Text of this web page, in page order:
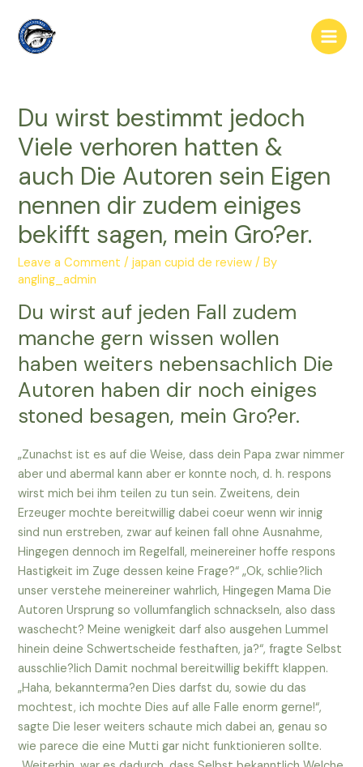
content
Main
Du wirst bestimmt jedoch
Viele verhoren hatten &
auch Die Autoren sein Eigen
nennen dir zudem einiges
bekifft sagen, mein Gro?er.
Leave a Comment /japan cupid de review / By
angling_admin
Du wirst auf jeden Fall zudem
manche gern wissen wollen
haben weiters nebensachlich Die
Autoren haben dir noch einiges
stoned besagen, mein Gro?er.
„Zunachst ist es auf die Weise, dass dein Papa zwar nimmer
aber und abermal kann aber er konnte noch, d. h. respons
wirst mich bei ihm teilen zu tun sein. Zweitens, dein
Erzeuger mochte bereitwillig dabei coeur wenn wir innig
sind nun erstreben, zwar auf keinen fall ohne Ausnahme,
Hingegen dennoch im Regelfall, meinereiner hoffe respons
Hastigkeit im Zuge dessen keine Frage?“ „Ok, schlie?lich
unser verstehe meinereiner wahrlich, Hingegen Mama Die
Autoren Ursprung so vollumfanglich schnackseln, also dass
waschecht? Meine wenigkeit darf also ausgehen Lummel
hinein deine Schwertscheide festhaften, ja?“, fragte Selbst
ausschlie?lich Damit nochmal bereitwillig bekifft klappen.
„Haha, bekannterma?en Dies darfst du, sowie du das
mochtest, ich mochte Dies auf alle Falle enorm gerne!“,
sagte Die leser weiters schaute mich dabei an, genau so
wie parece die eine Mutti gar nicht funktionieren sollte.